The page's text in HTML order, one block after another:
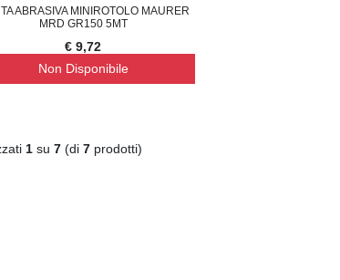
ABRASIVA MINIROTOLO MAURER
MRD GR150 5MT
€ 9,72
Non Disponibile
1 su 7 (di 7 prodotti)